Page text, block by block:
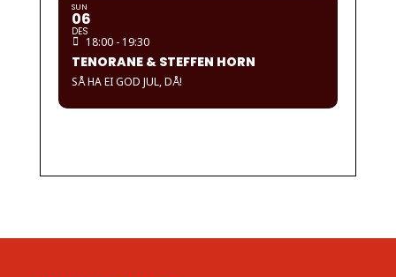
SUN
06
DES
18:00 - 19:30
TENORANE & STEFFEN HORN
SÅ HA EI GOD JUL, DÅ!